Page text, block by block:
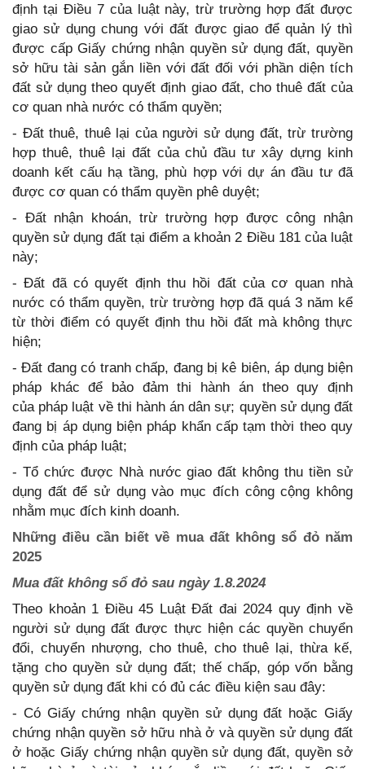
định tại Điều 7 của luật này, trừ trường hợp đất được
giao sử dụng chung với đất được giao để quản lý thì
được cấp Giấy chứng nhận quyền sử dụng đất, quyền
sở hữu tài sản gắn liền với đất đối với phần diện tích
đất sử dụng theo quyết định giao đất, cho thuê đất của
cơ quan nhà nước có thẩm quyền;
- Đất thuê, thuê lại của người sử dụng đất, trừ trường
hợp thuê, thuê lại đất của chủ đầu tư xây dựng kinh
doanh kết cấu hạ tầng, phù hợp với dự án đầu tư đã
được cơ quan có thẩm quyền phê duyệt;
- Đất nhận khoán, trừ trường hợp được công nhận
quyền sử dụng đất tại điểm a khoản 2 Điều 181 của luật
này;
- Đất đã có quyết định thu hồi đất của cơ quan nhà
nước có thẩm quyền, trừ trường hợp đã quá 3 năm kể
từ thời điểm có quyết định thu hồi đất mà không thực
hiện;
- Đất đang có tranh chấp, đang bị kê biên, áp dụng biện
pháp khác để bảo đảm thi hành án theo quy định
của pháp luật về thi hành án dân sự; quyền sử dụng đất
đang bị áp dụng biện pháp khẩn cấp tạm thời theo quy
định của pháp luật;
- Tổ chức được Nhà nước giao đất không thu tiền sử
dụng đất để sử dụng vào mục đích công cộng không
nhằm mục đích kinh doanh.
Những điều cần biết về mua đất không sổ đỏ năm
2025
Mua đất không sổ đỏ sau ngày 1.8.2024
Theo khoản 1 Điều 45 Luật Đất đai 2024 quy định về
người sử dụng đất được thực hiện các quyền chuyển
đổi, chuyển nhượng, cho thuê, cho thuê lại, thừa kế,
tặng cho quyền sử dụng đất; thế chấp, góp vốn bằng
quyền sử dụng đất khi có đủ các điều kiện sau đây:
- Có Giấy chứng nhận quyền sử dụng đất hoặc Giấy
chứng nhận quyền sở hữu nhà ở và quyền sử dụng đất
ở hoặc Giấy chứng nhận quyền sử dụng đất, quyền sở